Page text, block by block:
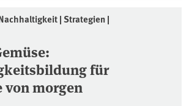
| Strategien |
für
morgen